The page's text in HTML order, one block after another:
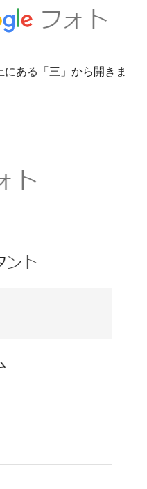
ある「三」から開きま